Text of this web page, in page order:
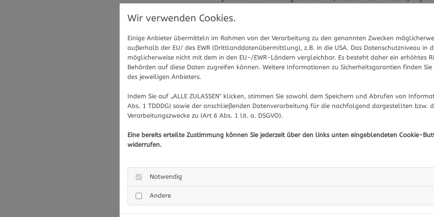
Gegen was hilft Mometasonfuroat?
Wegen seiner Wirkung wird Mometasonfuroat bei
angewendet. Das Arzneimittel hilft unter anderem beim
gegen Neurodermitis. In Form einer Creme oder Salbe
Dosierung schnelle Linderung von Schwellungen,
gegen die Folgen von Heuschnupfen, Pollenallergien
hemmt es beispielsweise chronische Entzündungen der
Was ist bei der Einnahme von
Grundsätzlich sollte die Anwendung von
Hier sollte man sich vor allem dringend Informationen
Einnahme einmal täglich. Die Nebenwirkungen reichen
Ausschlag bis hin zu Geschwüren in der Nase (bei der
Nebenwirkungen jedoch erst nach einer Anwendung
Absprache mit dem jeweiligen Arzt - nicht für einen
die Dosis nach erster Verbesserung der Beschwerden
Wir verwenden Cookies.
Einige Anbieter übermitteln im Rahmen von der Verarbeitung zu den genannten Zwecken
außerhalb der EU/ des EWR (Drittlanddatenübermittlung), z.B. in die USA. Das Datenschutzniveau in
möglicherweise nicht mit dem in den EU-/EWR-Ländern vergleichbar. Es besteht daher ein erhöhtes
Behörden auf diese Daten zugreifen können. Weitere Informationen zu Sicherheitsgarantien finden
des jeweiligen Anbieters.
Indem Sie auf „ALLE ZULASSEN" klicken, stimmen Sie sowohl dem Speichern und Abrufen von
Abs. 1 TDDDG) sowie der anschließenden Datenverarbeitung für die nachfolgend dargestellten bzw.
Verarbeitungszwecke zu (Art 6 Abs. 1 lit. a. DSGVO).
Eine bereits erteilte Zustimmung können Sie jederzeit über den links unten eingeblendeten Cookie-
widerrufen.
Notwendig
Andere